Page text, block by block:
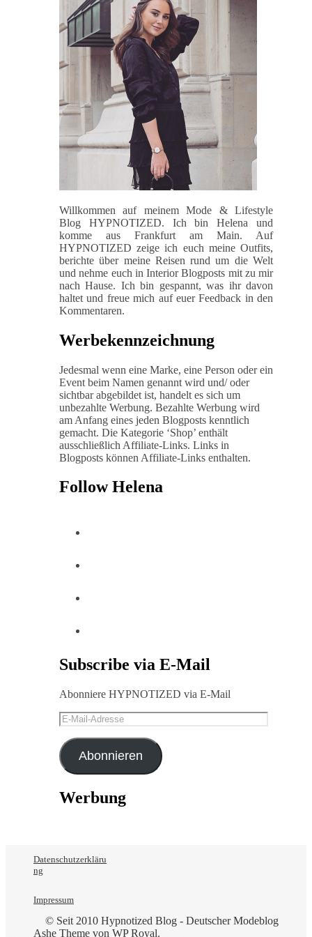
Willkommen auf meinem Mode & Lifestyle
Blog HYPNOTIZED. Ich bin Helena und
komme aus Frankfurt am Main. Auf
HYPNOTIZED zeige ich euch meine Outfits,
berichte über meine Reisen rund um die Welt
und nehme euch in Interior Blogposts mit zu mir
nach Hause. Ich bin gespannt, was ihr davon
haltet und freue mich auf euer Feedback in den
Kommentaren.
Werbekennzeichnung
Jedesmal wenn eine Marke, eine Person oder ein
Event beim Namen genannt wird und/ oder
sichtbar abgebildet ist, handelt es sich um
unbezahlte Werbung. Bezahlte Werbung wird
am Anfang eines jeden Blogposts kenntlich
gemacht. Die Kategorie ‘Shop’ enthält
ausschließlich Affiliate-Links. Links in
Blogposts können Affiliate-Links enthalten.
Follow Helena
Subscribe via E-Mail
Abonniere HYPNOTIZED via E-Mail
E-
Mail-
Adresse
Abonnieren
Werbung
Datenschutzerkläru
ng
Impressum
© Seit 2010 Hypnotized Blog - Deutscher Modeblog
Ashe Theme von WP Royal.